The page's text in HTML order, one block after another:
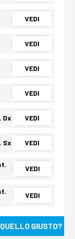
VEDI
VEDI
VEDI
VEDI
Dx VEDI
Sx VEDI
VEDI
VEDI
GIUSTO?